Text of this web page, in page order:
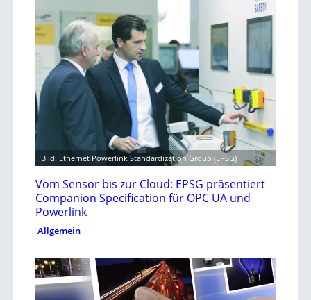
Bild: Ethernet Powerlink Standardization Group (EPSG)
Vom Sensor bis zur Cloud: EPSG präsentiert
Companion Specification für OPC UA und
Powerlink
Allgemein